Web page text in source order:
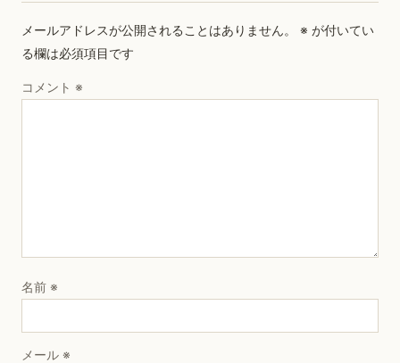
メールアドレスが公開されることはありません。 ※ が付いてい
る欄は必須項目です
コメント ※
名前 ※
メール ※